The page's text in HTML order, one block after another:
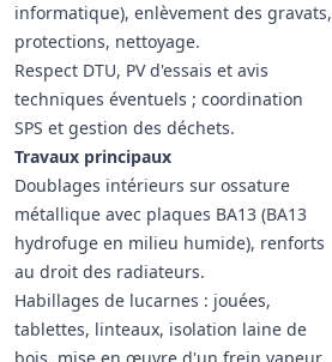
informatique), enlèvement des gravats,
protections, nettoyage.
Respect DTU, PV d'essais et avis
techniques éventuels ; coordination
SPS et gestion des déchets.
Travaux principaux
Doublages intérieurs sur ossature
métallique avec plaques BA13 (BA13
hydrofuge en milieu humide), renforts
au droit des radiateurs.
Habillages de lucarnes : jouées,
tablettes, linteaux, isolation laine de